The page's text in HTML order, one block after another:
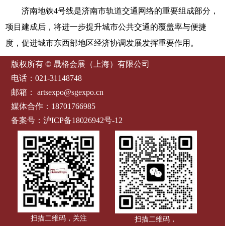
济南地铁4号线是济南市轨道交通网络的重要组成部分，
项目建成后，将进一步提升城市公共交通的覆盖率与便捷
度，促进城市东西部地区经济协调发展发挥重要作用。
版权所有 © 晟格会展（上海）有限公司
电话：021-31148748
邮箱：artsexpo@sgexpo.cn
媒体合作：18701766985
备案号：沪ICP备18026942号-12
扫描二维码，关注 扫描二维码，